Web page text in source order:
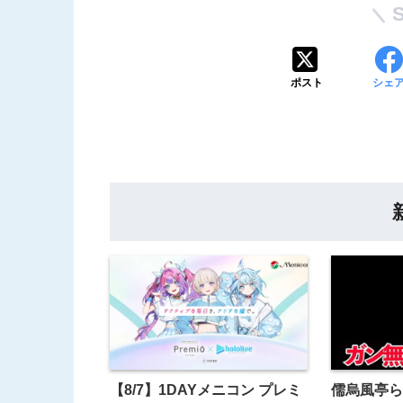
ポスト シェ
【8/7】1DAYメニコン プレミ
儒烏風亭